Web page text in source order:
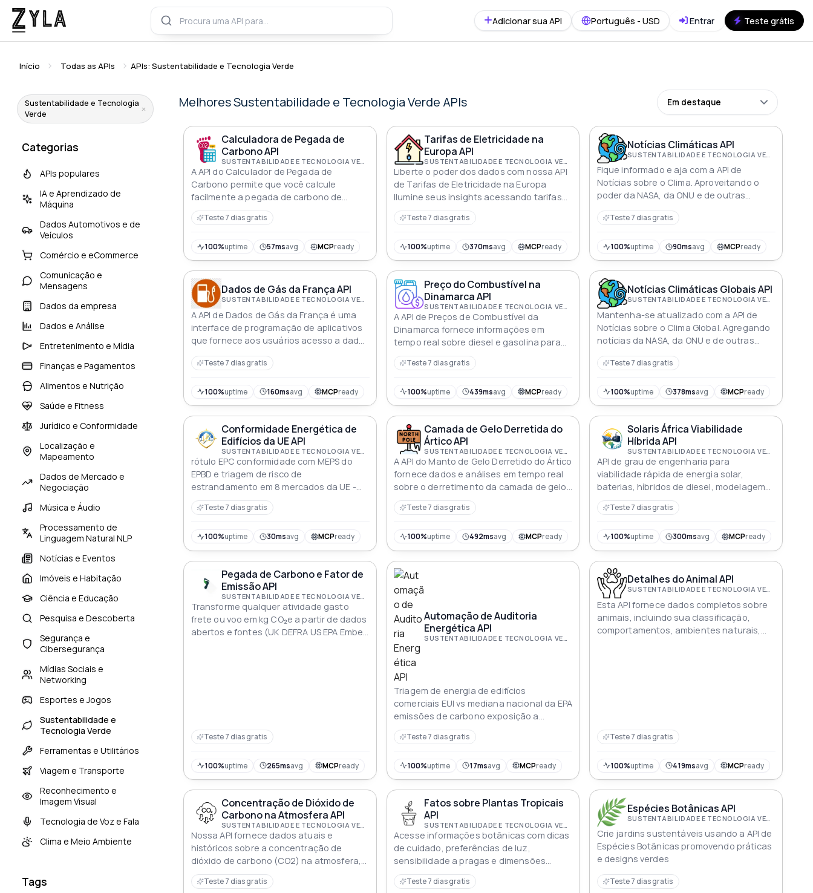
Adicionar sua API Português - USD Entrar Teste grátis
Início Todas as APIs APIs: Sustentabilidade e Tecnologia Verde
Sustentabilidade e Tecnologia
Verde
Categorias
APIs populares
IA e Aprendizado de
Máquina
Dados Automotivos e de
Veículos
Comércio e eCommerce
Comunicação e
Mensagens
Dados da empresa
Dados e Análise
Entretenimento e Mídia
Finanças e Pagamentos
Alimentos e Nutrição
Saúde e Fitness
Jurídico e Conformidade
Localização e
Mapeamento
Dados de Mercado e
Negociação
Música e Áudio
Processamento de
Linguagem Natural NLP
Notícias e Eventos
Imóveis e Habitação
Ciência e Educação
Pesquisa e Descoberta
Segurança e
Cibersegurança
Mídias Sociais e
Networking
Esportes e Jogos
Sustentabilidade e
Tecnologia Verde
Ferramentas e Utilitários
Viagem e Transporte
Reconhecimento e
Imagem Visual
Tecnologia de Voz e Fala
Clima e Meio Ambiente
Tags
Melhores Sustentabilidade e Tecnologia Verde APIs Em destaque
Calculadora de Pegada de
Carbono API
SUSTENTABILIDADE E TECNOLOGIA VERDE
A API do Calculador de Pegada de
Carbono permite que você calcule
facilmente a pegada de carbono de
qualquer produto ou serviço. Ela pode ser
integrada a qualquer aplicativo e suporta
rastreamento e a redução do impacto
ambiental
Teste 7 dias gratis
100%uptime 57msavg MCPready
Tarifas de Eletricidade na
Europa API
SUSTENTABILIDADE E TECNOLOGIA VERDE
Liberte o poder dos dados com nossa API
de Tarifas de Eletricidade na Europa
Ilumine seus insights acessando tarifas
de eletricidade em tempo real e históricas
para vários países da UE Mantenha-se à
ferramenta dinâmica que capacita você a
tomar decisões informadas em um
cenário em rápida evolução Ilumine sua
jornada orientada por dados
Teste 7 dias gratis
100%uptime 370msavg MCPready
Notícias Climáticas API
Fique informado e aja com a API de
Notícias sobre o Clima. Aproveitando o
poder da NASA, da ONU e de outras
fontes respeitáveis, esta API flexível e
super-rápida agrega notícias sobre as
Com filtragem, paginação e miniaturas
cativantes, ela permite que você acesse
as manchetes mais relevantes. Seu portal
para um mundo mais verde o aguarda
Teste 7 dias gratis
100%uptime 90msavg MCPready
Dados de Gás da França API
SUSTENTABILIDADE E TECNOLOGIA VERDE
A API de Dados de Gás da França é uma
interface de programação de aplicativos
que fornece aos usuários acesso a dados
oferta de gás natural na França
Teste 7 dias gratis
100%uptime 160msavg MCPready
Preço do Combustível na
Dinamarca API
A API de Preços de Combustível da
Dinamarca fornece informações em
tempo real sobre diesel e gasolina para
facilitar o transporte e o planejamento de
combustíveis de forma econômica e
Teste 7 dias gratis
100%uptime 439msavg MCPready
Notícias Climáticas Globais API
SUSTENTABILIDADE E TECNOLOGIA VERDE
Mantenha-se atualizado com a API de
Notícias sobre o Clima Global. Agregando
notícias da NASA, da ONU e de outras
últimas informações sobre as mudanças
recursos como filtragem, paginação e
miniaturas envolventes, acesse os títulos
mais relevantes facilmente e tome
decisões informadas para um futuro
sustentável
Teste 7 dias gratis
100%uptime 378msavg MCPready
Conformidade Energética de
Edifícios da UE API
SUSTENTABILIDADE E TECNOLOGIA VERDE
rótulo EPC conformidade com MEPS do
EPBD e triagem de risco de
estrandamento em 8 mercados da UE -
energia primária obrigação solar custo de
renovação e modelagem de desconto da
de ativos
Teste 7 dias gratis
100%uptime 30msavg MCPready
Camada de Gelo Derretida do
Ártico API
SUSTENTABILIDADE E TECNOLOGIA VERDE
A API do Manto de Gelo Derretido do Ártico
fornece dados e análises em tempo real
sobre o derretimento da camada de gelo
na região ártica, incluindo informações
sobre a extensão e o volume do gelo Ideal
qualquer pessoa interessada nos efeitos
do aquecimento global no Ártico
Teste 7 dias gratis
100%uptime 492msavg MCPready
Solaris África Viabilidade
Híbrida API
SUSTENTABILIDADE E TECNOLOGIA VERDE
API de grau de engenharia para
viabilidade rápida de energia solar,
baterias, híbridos de diesel, modelagem
financeira e triagem de projetos prontos
para financiadores nos mercados
Teste 7 dias gratis
100%uptime 300msavg MCPready
Pegada de Carbono e Fator de
Emissão API
Transforme qualquer atividade gasto
frete ou voo em kg CO₂e a partir de dados
abertos e fontes (UK DEFRA US EPA Ember
Teste 7 dias gratis
100%uptime 265msavg MCPready
Automação de Auditoria
Energética API
SUSTENTABILIDADE E TECNOLOGIA VERDE
Triagem de energia de edifícios
comerciais EUI vs mediana nacional da EPA
emissões de carbono exposição a
penalidades em dólares através de NYC
LL97 Boston BERDO Denver Energize
compensação solar no telhado e roteiro
de atualização classificado Cada figura
remete a uma fonte regulatória citada
Teste 7 dias gratis
100%uptime 17msavg MCPready
Detalhes do Animal API
SUSTENTABILIDADE E TECNOLOGIA VERDE
Esta API fornece dados completos sobre
animais, incluindo sua classificação,
comportamentos, ambientes naturais,
Teste 7 dias gratis
100%uptime 419msavg MCPready
Concentração de Dióxido de
Carbono na Atmosfera API
SUSTENTABILIDADE E TECNOLOGIA VERDE
Nossa API fornece dados atuais e
históricos sobre a concentração de
dióxido de carbono (CO2) na atmosfera,
atualizados em uma base quase diária.
Os dados são apresentados como uma
Teste 7 dias gratis
Fatos sobre Plantas Tropicais
API
SUSTENTABILIDADE E TECNOLOGIA VERDE
Acesse informações botânicas com dicas
de cuidado, preferências de luz,
sensibilidade a pragas e dimensões
físicas para plantas decorativas em vasos
Teste 7 dias gratis
Espécies Botânicas API
Crie jardins sustentáveis usando a API de
Espécies Botânicas promovendo práticas
e designs verdes
Teste 7 dias gratis